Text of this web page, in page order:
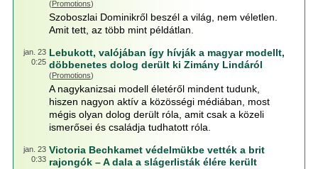
(Promotions)
Szoboszlai Dominikről beszél a világ, nem véletlen.
Amit tett, az több mint példátlan.
jan. 23
0:25
Lebukott, valójában így hívják a magyar modellt,
döbbenetes dolog derült ki Zimány Lindáról
(Promotions)
A nagykanizsai modell életéről mindent tudunk,
hiszen nagyon aktív a közösségi médiában, most
mégis olyan dolog derült róla, amit csak a közeli
ismerősei és családja tudhatott róla.
jan. 23
0:33
Victoria Bechkamet védelmükbe vették a brit
rajongók – A dala a slágerlisták élére került